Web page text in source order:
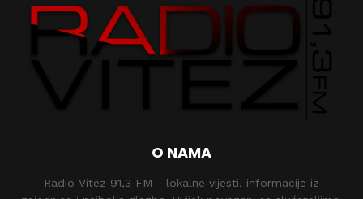
O NAMA
Radio Vitez 91,3 FM - lokalne vijesti, informacije iz